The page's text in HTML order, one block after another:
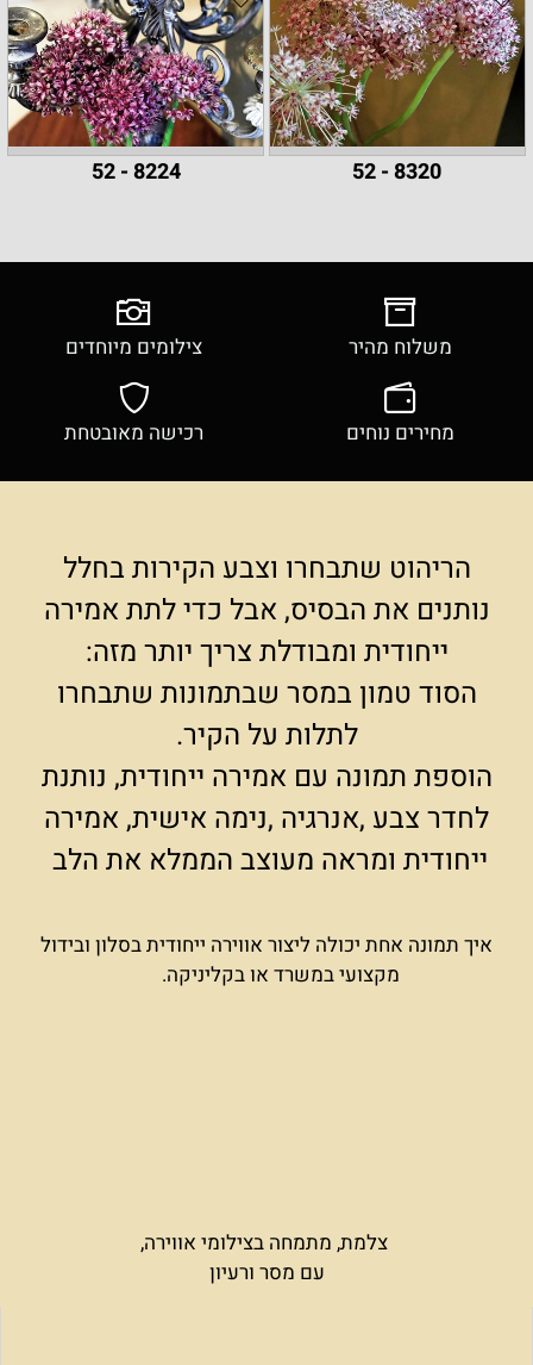
8320 - 52
8224 - 52
משלוח מהיר צילומים מיוחדים
מחירים נוחים רכישה מאובטחת
הריהוט שתבחרו וצבע הקירות בחלל
נותנים את הבסיס, אבל כדי לתת אמירה
ייחודית ומבודלת צריך יותר מזה:
הסוד טמון במסר שבתמונות שתבחרו
לתלות על הקיר.
הוספת תמונה עם אמירה ייחודית, נותנת
לחדר צבע ,אנרגיה ,נימה אישית, אמירה
ייחודית ומראה מעוצב הממלא את הלב
איך תמונה אחת יכולה ליצור אווירה ייחודית בסלון ובידול
מקצועי במשרד או בקליניקה.
צלמת, מתמחה בצילומי אווירה,
עם מסר ורעיון